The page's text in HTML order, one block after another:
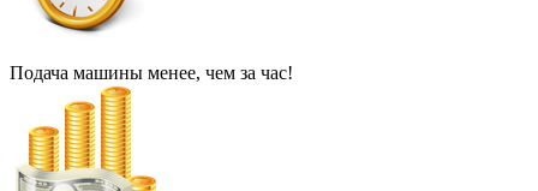
Подача машины менее, чем за час!